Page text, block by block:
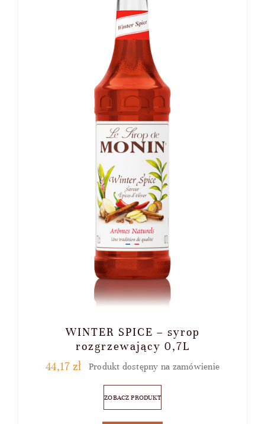
WINTER SPICE – syrop
rozgrzewający 0,7L
44,17 zł Produkt dostępny na zamówienie
ZOBACZ PRODUKT